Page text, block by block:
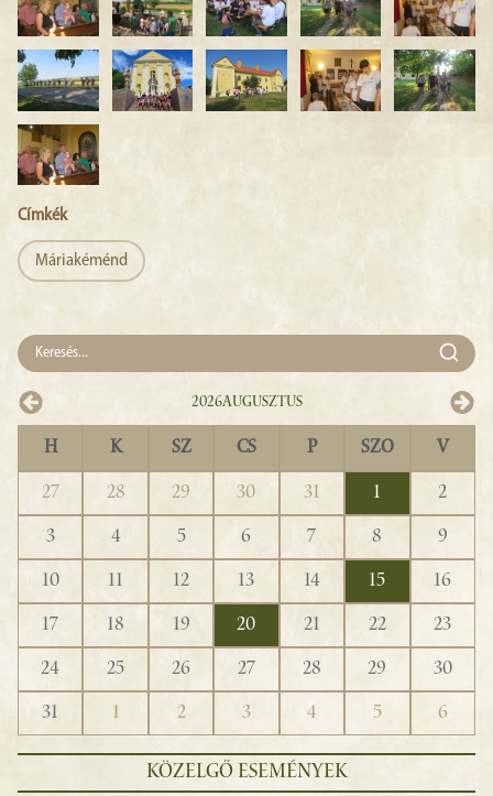
Címkék
Máriakéménd
2026Augusztus
H K SZ CS P SZO V
27 28 29 30 31 1
2
3
4 5 6 7 8
9
10
11 12 13 14 15
16
17
18 19 20 21 22
23
24
25 26 27 28 29
30
31
1 2 3 4 5 6
KÖZELGŐ ESEMÉNYEK